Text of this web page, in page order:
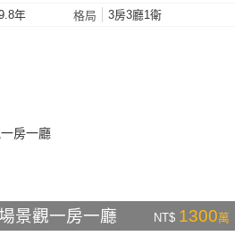
年 格局 3房3廳1衛
景觀一房一廳 NT$ 1300萬